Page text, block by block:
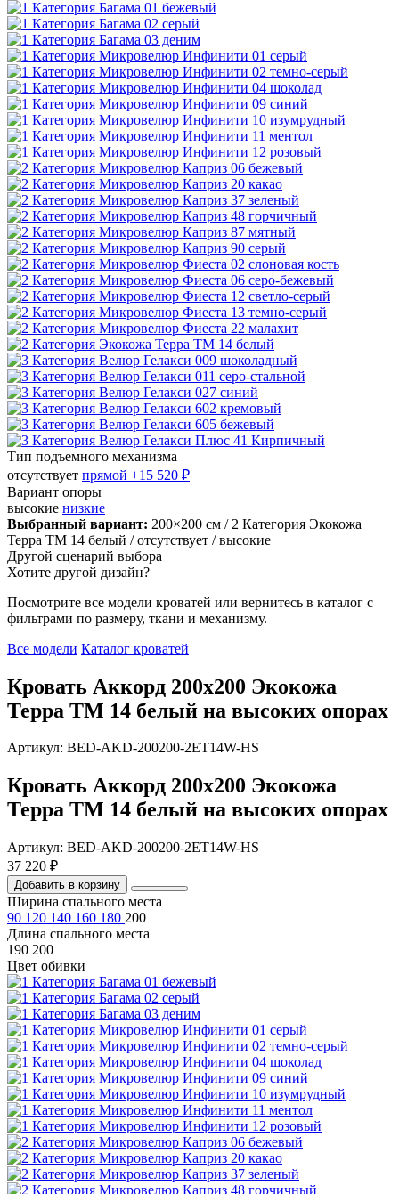
Тип подъемного механизма
отсутствует прямой +15 520 ₽
Вариант опоры
высокие низкие
Выбранный вариант: 200×200 см / 2 Категория Экокожа
Терра ТМ 14 белый / отсутствует / высокие
Другой сценарий выбора
Хотите другой дизайн?
Посмотрите все модели кроватей или вернитесь в каталог с
фильтрами по размеру, ткани и механизму.
Все модели Каталог кроватей
Кровать Аккорд 200х200 Экокожа
Терра ТМ 14 белый на высоких опорах
Артикул: BED-AKD-200200-2ET14W-HS
Кровать Аккорд 200х200 Экокожа
Терра ТМ 14 белый на высоких опорах
Артикул: BED-AKD-200200-2ET14W-HS
37 220 ₽
Добавить в корзину
Ширина спального места
90 120 140 160 180 200
Длина спального места
190 200
Цвет обивки